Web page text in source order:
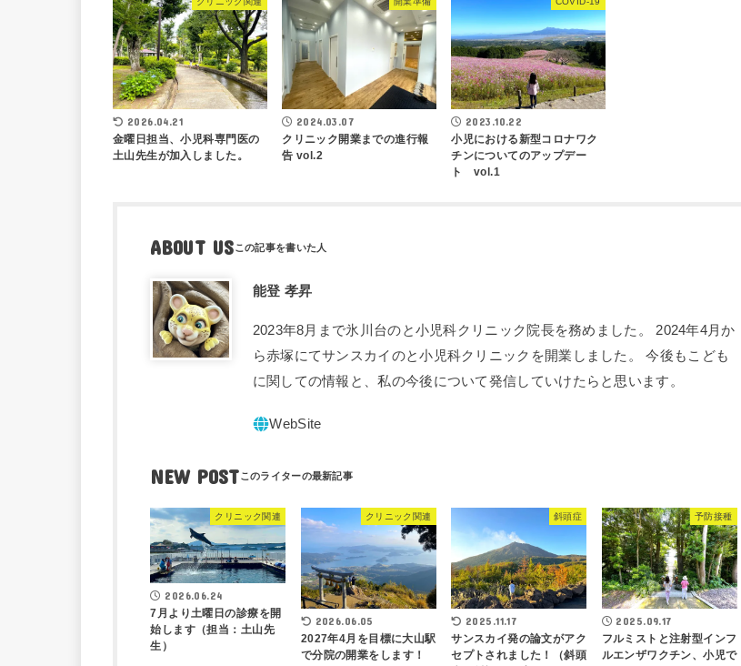
2026.04.21
金曜日担当、小児科専門医の
土山先生が加入しました。
2024.03.07
クリニック開業までの進行報
告 vol.2
2023.10.22
小児における新型コロナワク
チンについてのアップデー
ト vol.1
ABOUT US
能登 孝昇
2023年8月まで氷川台のと小児科クリニック院長を務めました。 2024年4月か
ら赤塚にてサンスカイのと小児科クリニックを開業しました。 今後もこども
に関しての情報と、私の今後について発信していけたらと思います。
NEW POST
クリニック関連
2026.06.24
7月より土曜日の診療を開
始します（担当：土山先
生）
クリニック関連
2026.06.05
2027年4月を目標に大山駅
で分院の開業をします！
斜頭症
2025.11.17
サンスカイ発の論文がアク
セプトされました！（斜頭
予防接種
2025.09.17
フルミストと注射型インフ
ルエンザワクチン、小児で